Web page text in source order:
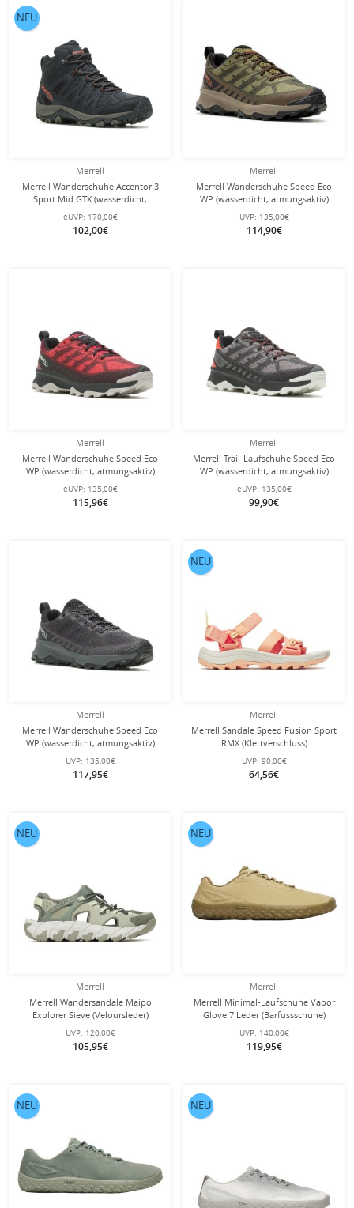
Merrell
Merrell Wanderschuhe Accentor 3
Sport Mid GTX (wasserdicht,
atmungsaktiv) grau/schwarz Herren
eUVP: 170,00€
102,00€
NEU
Merrell
Merrell Wanderschuhe Speed Eco
WP (wasserdicht, atmungsaktiv)
khaki/grün Herren
UVP: 135,00€
114,90€
Merrell
Merrell Wanderschuhe Speed Eco
WP (wasserdicht, atmungsaktiv)
lavarot/grau Herren
eUVP: 135,00€
115,96€
Merrell
Merrell Trail-Laufschuhe Speed Eco
WP (wasserdicht, atmungsaktiv)
charcoalgrau/rot Herren
eUVP: 135,00€
99,90€
Merrell
Merrell Wanderschuhe Speed Eco
WP (wasserdicht, atmungsaktiv)
schwarz/asphaltgrau Herren
UVP: 135,00€
117,95€
Merrell
Merrell Sandale Speed Fusion Sport
RMX (Klettverschluss)
pfirsischorange Damen
UVP: 90,00€
64,56€
NEU
Merrell
Merrell Wandersandale Maipo
Explorer Sieve (Veloursleder)
ivygrün Herren
UVP: 120,00€
105,95€
NEU
Merrell
Merrell Minimal-Laufschuhe Vapor
Glove 7 Leder (Barfussschuhe)
hellbraun Herren
UVP: 140,00€
119,95€
NEU
NEU NEU